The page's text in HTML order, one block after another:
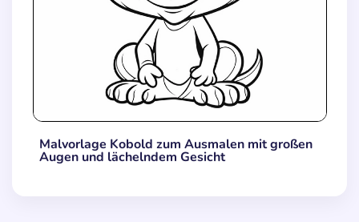
Malvorlage Kobold zum Ausmalen mit großen
Augen und lächelndem Gesicht